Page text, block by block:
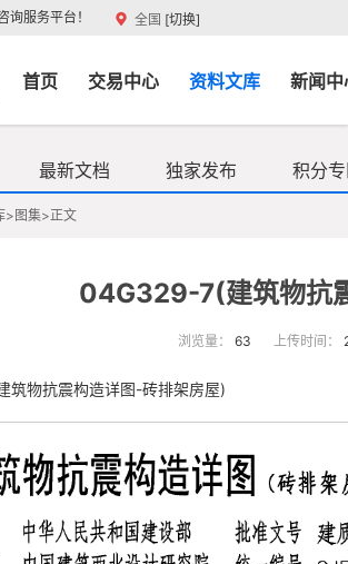
询服务平台！ 全国 [切换]
首页 交易中心 资料文库 新闻中
最新文档 独家发布 积分
> 图集>正文
04G329-7(建筑物抗
浏览量： 63 上传时间：
筑物抗震构造详图-砖排架房屋)